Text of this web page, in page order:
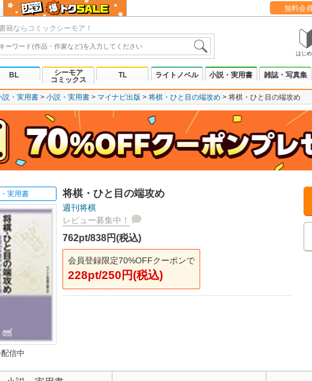
無料会
籍ならコミックシーモア！
はじ
BL
シーモア
コミックス
TL ライトノベル 小説・実用書 雑誌・写真集
説・実用書 小説・実用書 マイナビ出版 将棋・ひと目の端攻め 将棋・ひと目の端攻め
実用書
信中
将棋・ひと目の端攻め
週刊将棋
レビュー募集中！
762pt/838円(税込)
会員登録限定70%OFFクーポンで
228pt/250円(税込)